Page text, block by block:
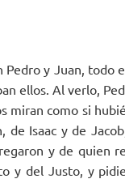
y Juan, todo
ellos. Al verlo,
miran como si
Isaac y de
y de quien
y del Justo, y